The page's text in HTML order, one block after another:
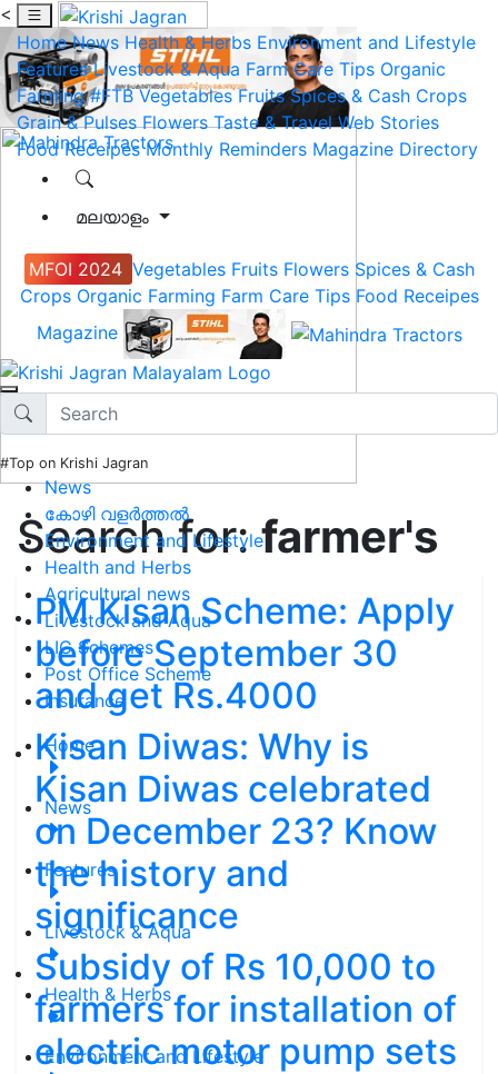
<
Home News Health & Herbs Environment and Lifestyle
Features Livestock & Aqua Farm Care Tips Organic
Farming #FTB Vegetables Fruits Spices & Cash Crops
Grain & Pulses Flowers Taste & Travel Web Stories
Food Receipes Monthly Reminders Magazine Directory
മലയാളം
MFOI 2024 Vegetables Fruits Flowers Spices & Cash
Crops Organic Farming Farm Care Tips Food Receipes
Magazine
#Top on Krishi Jagran
News
കോഴി വളർത്തൽ
Environment and Lifestyle
Health and Herbs
Agricultural news
Livestock and Aqua
LIC Schemes
Post Office Scheme
Insurance
Home
News
Features
Livestock & Aqua
Health & Herbs
Environment and Lifestyle
Search for:farmer's
PM Kisan Scheme: Apply
before September 30
and get Rs.4000
Kisan Diwas: Why is
Kisan Diwas celebrated
on December 23? Know
the history and
significance
Subsidy of Rs 10,000 to
farmers for installation of
electric motor pump sets